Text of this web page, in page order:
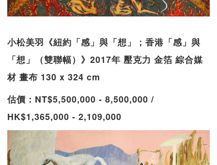
小松美羽《紐約「感」與「想」；香港「感」與
「想」（雙聯幅）》2017年 壓克力 金箔 綜合媒
材 畫布 130 x 324 cm
估價：NT$5,500,000 - 8,500,000 /
HK$1,365,000 - 2,109,000